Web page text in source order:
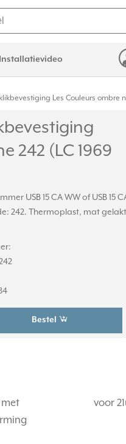
Installatievideo
Les Couleurs ombre
242 (LC 1969
USB 15 CA WW of USB 15
242. Thermoplast, mat
Bestel
voor